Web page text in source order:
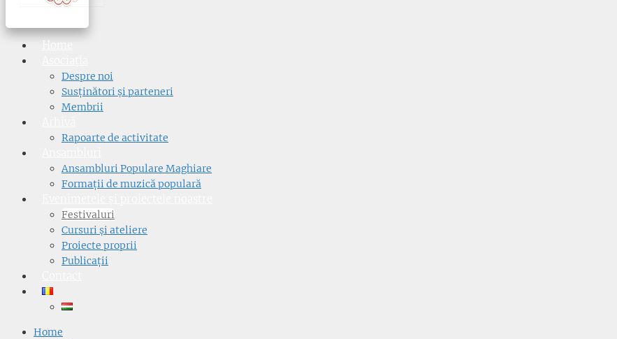
Home
Despre noi
Susținători și parteneri
Membrii
Rapoarte de activitate
Ansambluri Populare Maghiare
Formații de muzică populară
Festivaluri
Cursuri și ateliere
Proiecte proprii
Publicații
Home